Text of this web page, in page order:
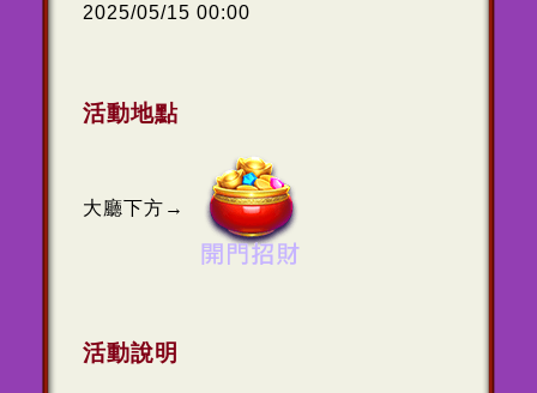
2025/05/15 00:00
活動地點
大廳下方→
活動說明